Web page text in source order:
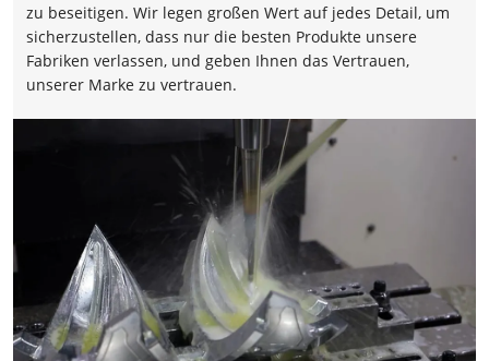
zu beseitigen. Wir legen großen Wert auf jedes Detail, um
sicherzustellen, dass nur die besten Produkte unsere
Fabriken verlassen, und geben Ihnen das Vertrauen,
unserer Marke zu vertrauen.